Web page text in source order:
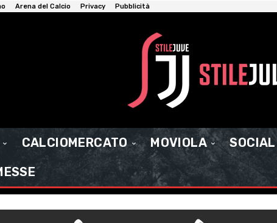
Arena del Calcio Privacy Pubblicità
CALCIOMERCATO MOVIOLA SOCIAL